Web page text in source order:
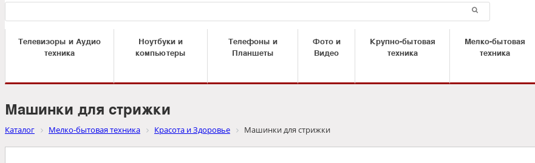
Телевизоры и Аудио
техника
Ноутбуки и
компьютеры
Телефоны и
Планшеты
Фото и
Видео
Крупно-бытовая
техника
Мелко-бытовая
техника
Машинки для стрижки
Каталог Мелко-бытовая техника Красота и Здоровье Машинки для стрижки